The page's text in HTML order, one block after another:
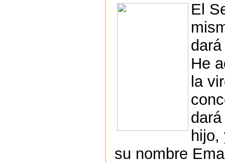
El
He
la
hijo,
su nombre